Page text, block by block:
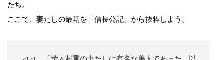
たち。
ここで、妻たしの最期を「信長公記」から抜粋しよう。
「荒木村重の妻たしは有名な美人であった。以